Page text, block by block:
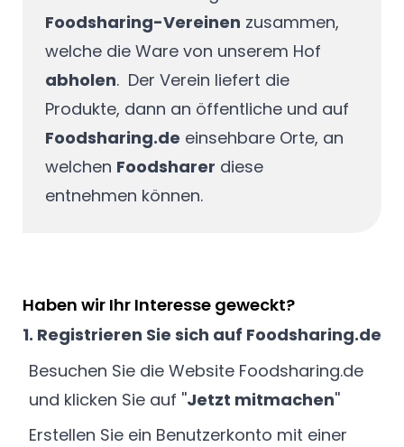
Foodsharing-Vereinen zusammen,
welche die Ware von unserem Hof
abholen. Der Verein liefert die
Produkte, dann an öffentliche und auf
Foodsharing.de einsehbare Orte, an
welchen Foodsharer diese
entnehmen können.
Haben wir Ihr Interesse geweckt?
1. Registrieren Sie sich auf Foodsharing.de
Besuchen Sie die Website Foodsharing.de
und klicken Sie auf ''Jetzt mitmachen''
Erstellen Sie ein Benutzerkonto mit einer